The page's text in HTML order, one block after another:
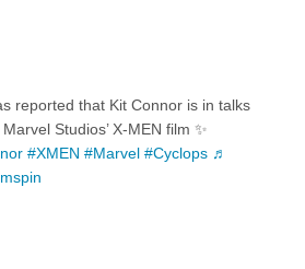
reported that Kit Connor is in talks
Studios’ X-MEN film ✨
#XMEN #Marvel #Cyclops ♬